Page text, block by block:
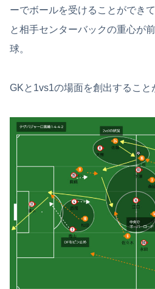
ーでボールを受けることができ
と相手センターバックの重心が
球。
GKと1vs1の場面を創出すること